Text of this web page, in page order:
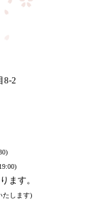
8-2
ます。
たします)